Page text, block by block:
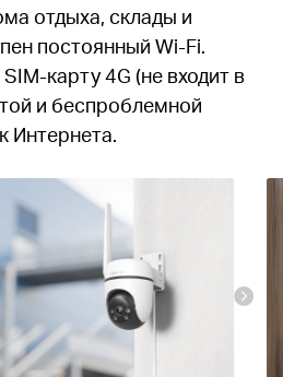
отдыха, склады и
постоянный Wi-Fi.
карту 4G (не входит в
и беспроблемной
Интернета.